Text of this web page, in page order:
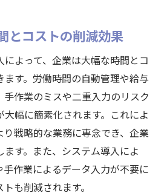
とコストの削減効果
よって、企業は大幅な時間とコ
ます。労働時間の自動管理や給与
作業のミスや二重入力のリスク
幅に簡素化されます。これによ
り戦略的な業務に専念でき、企業
す。また、システム導入によ
手作業によるデータ入力が不要に
も削減されます。